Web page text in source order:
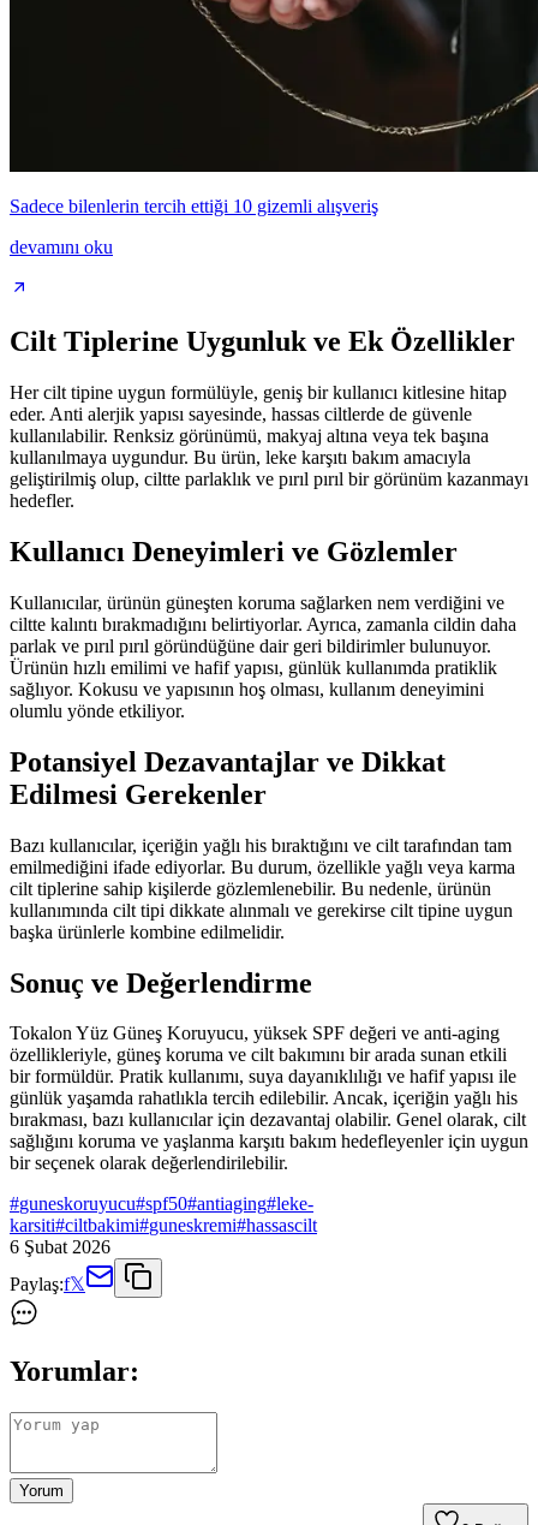
Sadece bilenlerin tercih ettiği 10 gizemli alışveriş
devamını oku
Cilt Tiplerine Uygunluk ve Ek Özellikler
Her cilt tipine uygun formülüyle, geniş bir kullanıcı kitlesine hitap
eder. Anti alerjik yapısı sayesinde, hassas ciltlerde de güvenle
kullanılabilir. Renksiz görünümü, makyaj altına veya tek başına
kullanılmaya uygundur. Bu ürün, leke karşıtı bakım amacıyla
geliştirilmiş olup, ciltte parlaklık ve pırıl pırıl bir görünüm kazanmayı
hedefler.
Kullanıcı Deneyimleri ve Gözlemler
Kullanıcılar, ürünün güneşten koruma sağlarken nem verdiğini ve
ciltte kalıntı bırakmadığını belirtiyorlar. Ayrıca, zamanla cildin daha
parlak ve pırıl pırıl göründüğüne dair geri bildirimler bulunuyor.
Ürünün hızlı emilimi ve hafif yapısı, günlük kullanımda pratiklik
sağlıyor. Kokusu ve yapısının hoş olması, kullanım deneyimini
olumlu yönde etkiliyor.
Potansiyel Dezavantajlar ve Dikkat
Edilmesi Gerekenler
Bazı kullanıcılar, içeriğin yağlı his bıraktığını ve cilt tarafından tam
emilmediğini ifade ediyorlar. Bu durum, özellikle yağlı veya karma
cilt tiplerine sahip kişilerde gözlemlenebilir. Bu nedenle, ürünün
kullanımında cilt tipi dikkate alınmalı ve gerekirse cilt tipine uygun
başka ürünlerle kombine edilmelidir.
Sonuç ve Değerlendirme
Tokalon Yüz Güneş Koruyucu, yüksek SPF değeri ve anti-aging
özellikleriyle, güneş koruma ve cilt bakımını bir arada sunan etkili
bir formüldür. Pratik kullanımı, suya dayanıklılığı ve hafif yapısı ile
günlük yaşamda rahatlıkla tercih edilebilir. Ancak, içeriğin yağlı his
bırakması, bazı kullanıcılar için dezavantaj olabilir. Genel olarak, cilt
sağlığını koruma ve yaşlanma karşıtı bakım hedefleyenler için uygun
bir seçenek olarak değerlendirilebilir.
#guneskoruyucu#spf50#antiaging#leke-
karsiti#ciltbakimi#guneskremi#hassascilt
6 Şubat 2026
Paylaş:f𝕏
Yorumlar:
Yorum